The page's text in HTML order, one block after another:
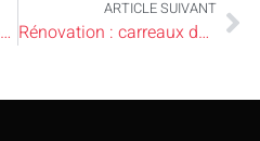
La rénovation : révélation de l’éclairage et du ventilateur
ARTICLE SUIVANT
Rénovation : carreaux de ciment dans les salles de bain